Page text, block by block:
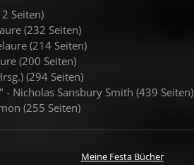
Seiten)
(232 Seiten)
(214 Seiten)
(200 Seiten)
(294 Seiten)
Nicholas Sansbury Smith (439 Seiten)
(255 Seiten)
Meine Festa Bücher